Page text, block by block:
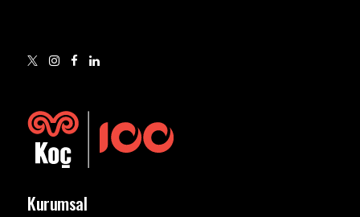
Kurumsal